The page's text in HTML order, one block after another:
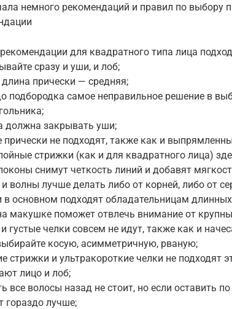
немного рекомендаций и правил по выбору
для квадратного типа лица
сразу и уши, и лоб;
прически — средняя;
подбородка самое неправильное решение в
должна закрывать уши;
прически не подходят, также как и
стрижки (как и для квадратного лица)
снимут четкость линий и добавят
волны лучше делать либо от корней, либо от
в основном подходят обладательницам
макушке поможет отвлечь внимание от
густые челки совсем не идут, также как и
косую, асимметричную, рваную;
стрижки и ультракороткие челки не подходят
лицо и лоб;
все волосы назад не стоит, но если оставить
гораздо лучше;